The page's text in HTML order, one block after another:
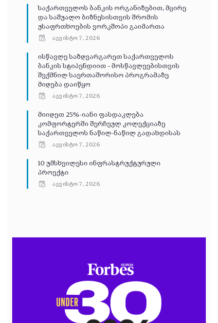
საქართველოს ბანკის ორგანიზებით, მცირე
და საშუალო ბიზნესისთვის შრომის
უსაფრთხოების ვორკშოპი გაიმართა
აგვისტო 7, 2026
ისწავლე საზღვარგარეთ საქართველოს
ბანკის სტიპენდიით – მოსწავლეებისთვის
შექმნილ საერთაშორისო პროგრამაზე
მიღება დაიწყო
აგვისტო 7, 2026
მიიღეთ 25%-იანი ფასდაკლება
კომფორტერში შერჩეულ კოლექციაზე
საქართველოს ნაწილ-ნაწილ გადახდისას
აგვისტო 7, 2026
10 უმსხვილესი ინფრასტრუქტურული
პროექტი
აგვისტო 7, 2026